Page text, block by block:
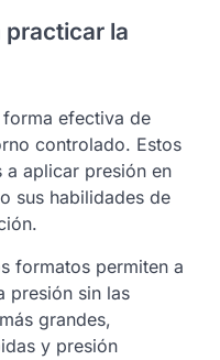
la
efectiva de
controlado. Estos
a aplicar presión en
sus habilidades de
formatos permiten a
presión sin las
grandes,
y presión